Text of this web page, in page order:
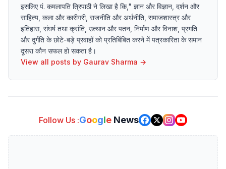
इसलिए पं. कमलापति त्रिपाठी ने लिखा है कि," ज्ञान और विज्ञान, दर्शन और
साहित्य, कला और कारीगरी, राजनीति और अर्थनीति, समाजशास्त्र और
इतिहास, संघर्ष तथा क्रांति, उत्थान और पतन, निर्माण और विनाश, प्रगति
और दुर्गति के छोटे-बड़े प्रवाहों को प्रतिबिंबित करने में पत्रकारिता के समान
दूसरा कौन सफल हो सकता है।
View all posts by Gaurav Sharma →
Follow Us :Google News